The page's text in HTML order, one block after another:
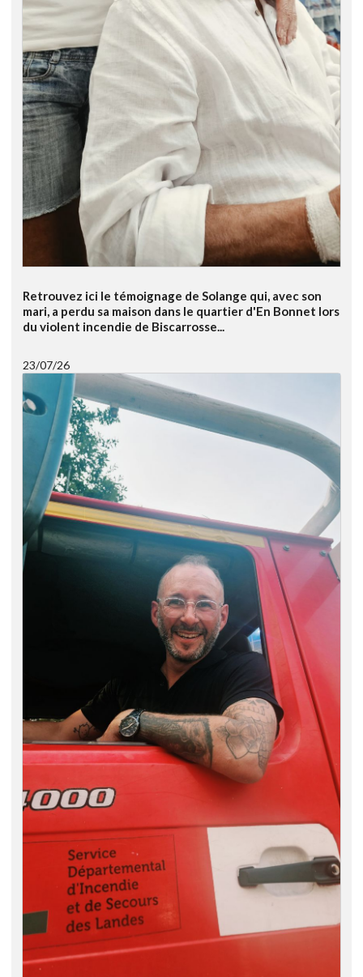
Retrouvez ici le témoignage de Solange qui, avec son
mari, a perdu sa maison dans le quartier d'En Bonnet lors
du violent incendie de Biscarrosse...
23/07/26